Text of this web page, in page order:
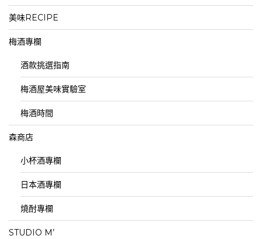
美味RECIPE
梅酒專欄
酒款挑選指南
梅酒屋美味實驗室
梅酒時間
森商店
小杯酒專欄
日本酒專欄
燒酎專欄
STUDIO M’